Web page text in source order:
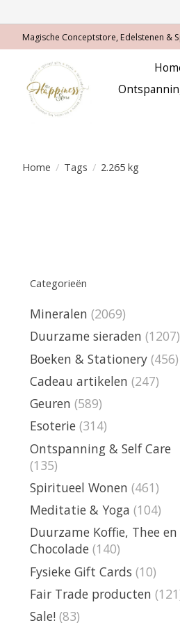
Magische Conceptstore, Edelstenen &
Home / Tags / 2.265 kg
Categorieën
Mineralen (2069)
Duurzame sieraden (1207)
Boeken & Stationery (456)
Cadeau artikelen (247)
Geuren (589)
Esoterie (314)
Ontspanning & Self Care
(135)
Spiritueel Wonen (461)
Meditatie & Yoga (104)
Duurzame Koffie, Thee en
Chocolade (140)
Fysieke Gift Cards (10)
Fair Trade producten
Sale! (83)